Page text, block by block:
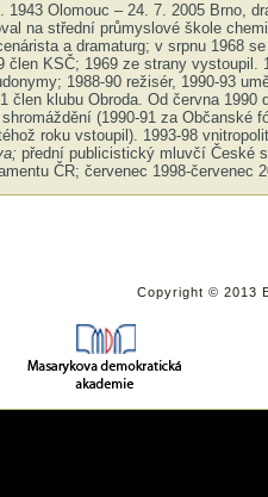
1943 Olomouc – 24. 7. 2005 Brno,
na střední průmyslové škole
a dramaturg; v srpnu 1968
člen KSČ; 1969 ze strany vystoupil.
1988-90 režisér, 1990-93
člen klubu Obroda. Od června 1990
(1990-91 za Občanské
roku vstoupil). 1993-98
přední publicistický mluvčí České
ČR; červenec 1998-červenec
Copyright © 2013